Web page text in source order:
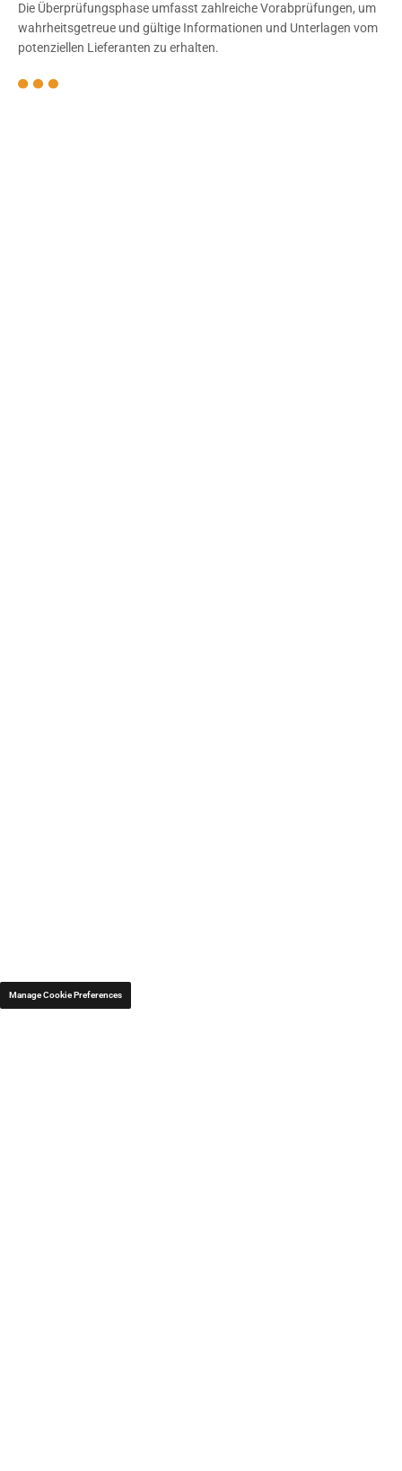
Die Überprüfungsphase umfasst zahlreiche Vorabprüfungen, um
wahrheitsgetreue und gültige Informationen und Unterlagen vom
potenziellen Lieferanten zu erhalten.
Manage Cookie Preferences